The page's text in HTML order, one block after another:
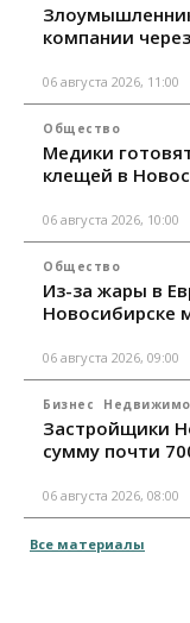
компании
06 августа 2026, 11:00
Общество
Медики
клещей в
06 августа 2026, 10:00
Общество
Из-за жары в
Новосибирске
06 августа 2026, 09:00
Бизнес
Застройщики
сумму почти
06 августа 2026, 08:00
Все материалы